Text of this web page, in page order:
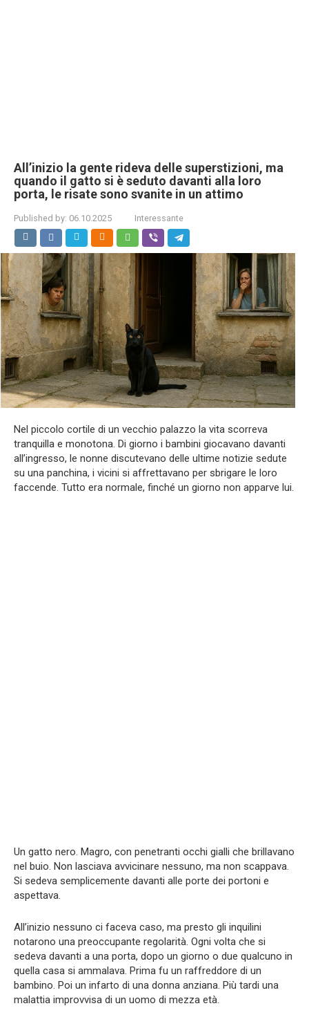
All’inizio la gente rideva delle superstizioni, ma
quando il gatto si è seduto davanti alla loro
porta, le risate sono svanite in un attimo
Published by: 06.10.2025 Interessante
Nel piccolo cortile di un vecchio palazzo la vita scorreva
tranquilla e monotona. Di giorno i bambini giocavano davanti
all’ingresso, le nonne discutevano delle ultime notizie sedute
su una panchina, i vicini si affrettavano per sbrigare le loro
faccende. Tutto era normale, finché un giorno non apparve lui.
Un gatto nero. Magro, con penetranti occhi gialli che brillavano
nel buio. Non lasciava avvicinare nessuno, ma non scappava.
Si sedeva semplicemente davanti alle porte dei portoni e
aspettava.
All’inizio nessuno ci faceva caso, ma presto gli inquilini
notarono una preoccupante regolarità. Ogni volta che si
sedeva davanti a una porta, dopo un giorno o due qualcuno in
quella casa si ammalava. Prima fu un raffreddore di un
bambino. Poi un infarto di una donna anziana. Più tardi una
malattia improvvisa di un uomo di mezza età.